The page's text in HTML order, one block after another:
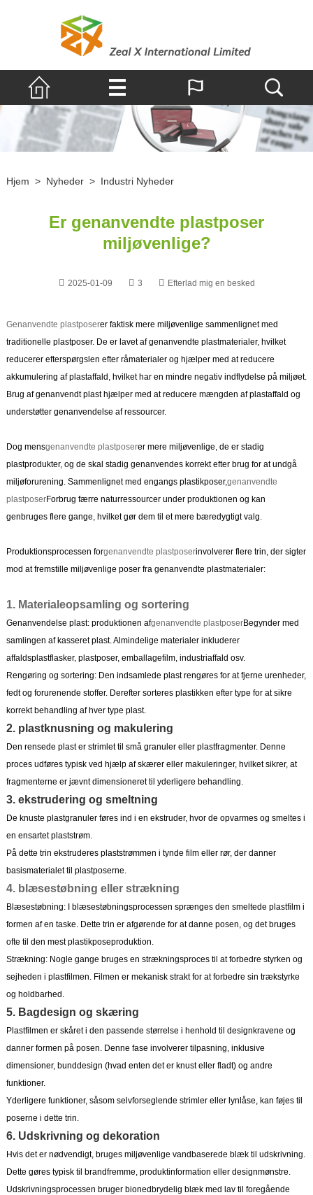
Hjem > Nyheder > Industri Nyheder
Er genanvendte plastposer
miljøvenlige?
2025-01-09 3 Efterlad mig en besked
Genanvendte plastposerer faktisk mere miljøvenlige sammenlignet med
traditionelle plastposer. De er lavet af genanvendte plastmaterialer, hvilket
reducerer efterspørgslen efter råmaterialer og hjælper med at reducere
akkumulering af plastaffald, hvilket har en mindre negativ indflydelse på miljøet.
Brug af genanvendt plast hjælper med at reducere mængden af ​​plastaffald og
understøtter genanvendelse af ressourcer.
Dog mensgenanvendte plastposerer mere miljøvenlige, de er stadig
plastprodukter, og de skal stadig genanvendes korrekt efter brug for at undgå
miljøforurening. Sammenlignet med engangs plastikposer,genanvendte
plastposerForbrug færre naturressourcer under produktionen og kan
genbruges flere gange, hvilket gør dem til et mere bæredygtigt valg.
Produktionsprocessen forgenanvendte plastposerinvolverer flere trin, der sigter
mod at fremstille miljøvenlige poser fra genanvendte plastmaterialer:
1. Materialeopsamling og sortering
Genanvendelse plast: produktionen afgenanvendte plastposerBegynder med
samlingen af ​​kasseret plast. Almindelige materialer inkluderer
affaldsplastflasker, plastposer, emballagefilm, industriaffald osv.
Rengøring og sortering: Den indsamlede plast rengøres for at fjerne urenheder,
fedt og forurenende stoffer. Derefter sorteres plastikken efter type for at sikre
korrekt behandling af hver type plast.
2. plastknusning og makulering
Den rensede plast er strimlet til små granuler eller plastfragmenter. Denne
proces udføres typisk ved hjælp af skærer eller makuleringer, hvilket sikrer, at
fragmenterne er jævnt dimensioneret til yderligere behandling.
3. ekstrudering og smeltning
De knuste plastgranuler føres ind i en ekstruder, hvor de opvarmes og smeltes i
en ensartet plaststrøm.
På dette trin ekstruderes plaststrømmen i tynde film eller rør, der danner
basismaterialet til plastposerne.
4. blæsestøbning eller strækning
Blæsestøbning: I blæsestøbningsprocessen sprænges den smeltede plastfilm i
formen af ​​en taske. Dette trin er afgørende for at danne posen, og det bruges
ofte til den mest plastikposeproduktion.
Strækning: Nogle gange bruges en strækningsproces til at forbedre styrken og
sejheden i plastfilmen. Filmen er mekanisk strakt for at forbedre sin trækstyrke
og holdbarhed.
5. Bagdesign og skæring
Plastfilmen er skåret i den passende størrelse i henhold til designkravene og
danner formen på posen. Denne fase involverer tilpasning, inklusive
dimensioner, bunddesign (hvad enten det er knust eller fladt) og andre
funktioner.
Yderligere funktioner, såsom selvforseglende strimler eller lynlåse, kan føjes til
poserne i dette trin.
6. Udskrivning og dekoration
Hvis det er nødvendigt, bruges miljøvenlige vandbaserede blæk til udskrivning.
Dette gøres typisk til brandfremme, produktinformation eller designmønstre.
Udskrivningsprocessen bruger bionedbrydelig blæk med lav til foregående